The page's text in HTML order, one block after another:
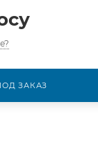
ЗАКАЗ